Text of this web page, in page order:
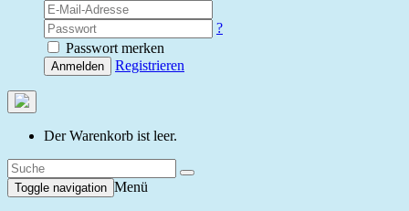
?
Passwort merken
Anmelden Registrieren
Der Warenkorb ist leer.
Toggle navigation Menü